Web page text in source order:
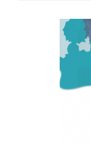
do
–